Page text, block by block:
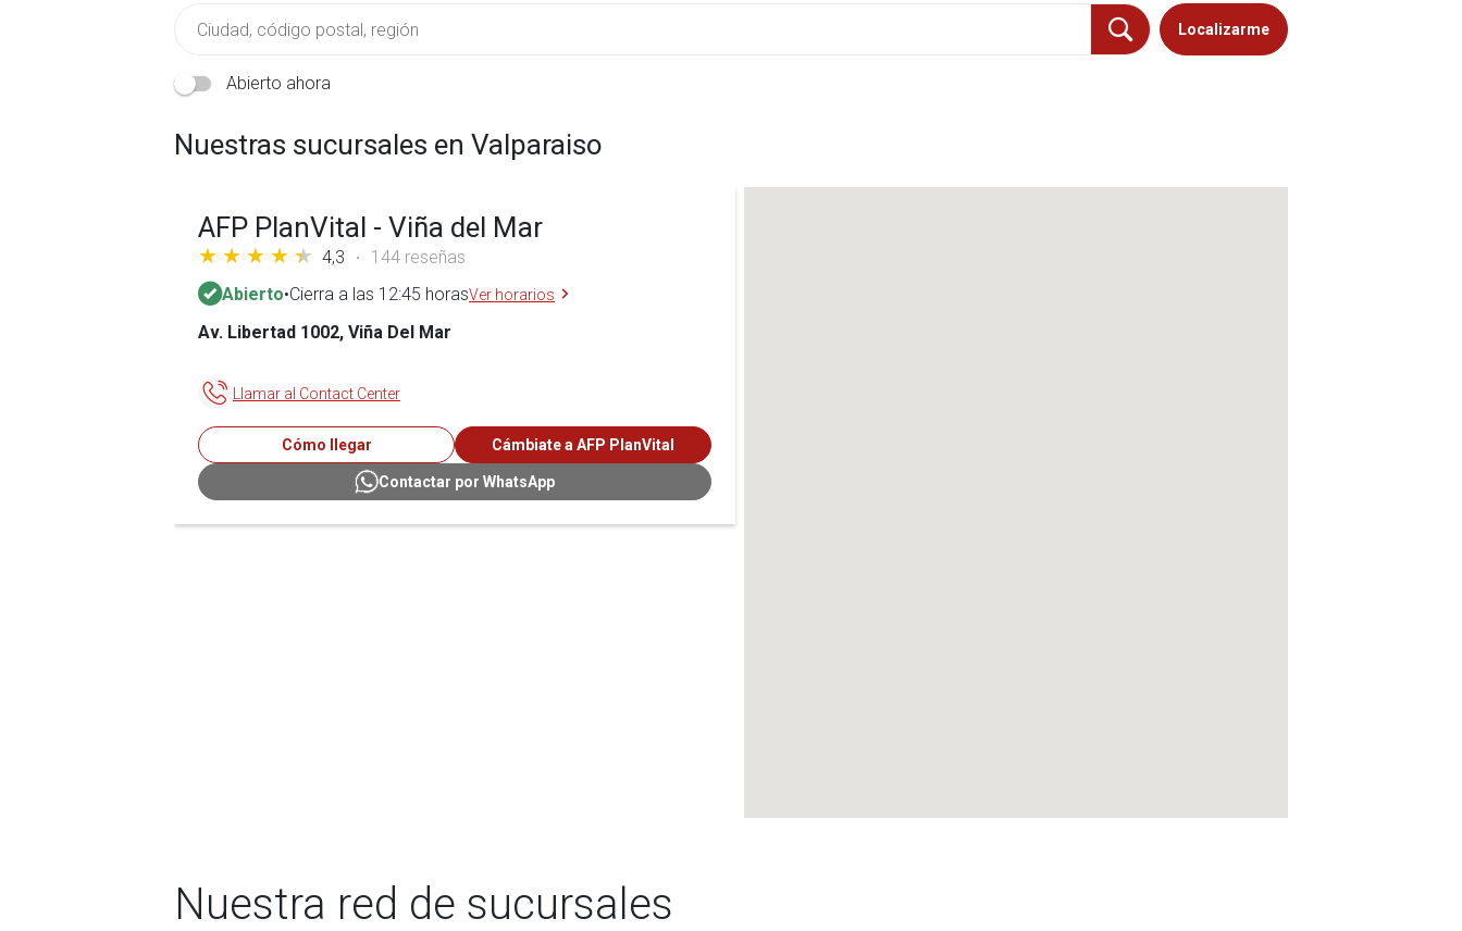
Localizarme
Abierto ahora
Nuestras sucursales en Valparaiso
AFP PlanVital - Viña del Mar
4,3
144 reseñas
Abierto•Cierra a las 12:45 horasVer horarios
Av. Libertad 1002, Viña Del Mar
Llamar al Contact Center
Cómo llegar Cámbiate a AFP PlanVital
Contactar por WhatsApp
Nuestra red de sucursales